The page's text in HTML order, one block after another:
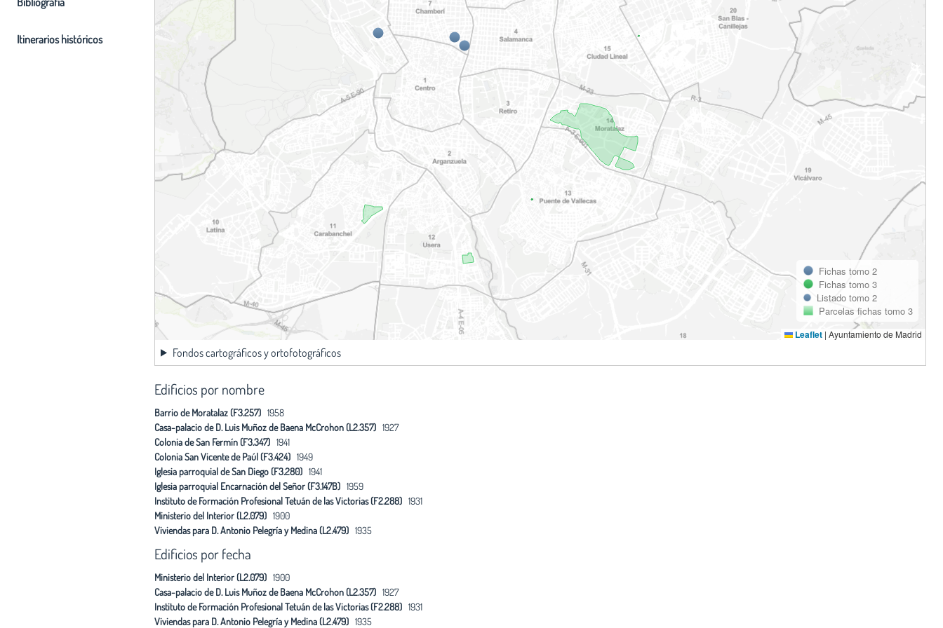
Itinerarios históricos
Fichas tomo 2
Fichas tomo 3
Listado tomo 2
Parcelas fichas tomo 3
Leaflet | Ayuntamiento de Madrid
Fondos cartográficos y ortofotográficos
Edificios por nombre
Barrio de Moratalaz (F3.257) 1958
Casa-palacio de D. Luis Muñoz de Baena McCrohon (L2.357) 1927
Colonia de San Fermín (F3.347) 1941
Colonia San Vicente de Paúl (F3.424) 1949
Iglesia parroquial de San Diego (F3.280) 1941
Iglesia parroquial Encarnación del Señor (F3.147B) 1959
Instituto de Formación Profesional Tetuán de las Victorias (F2.288) 1931
Ministerio del Interior (L2.079) 1900
Viviendas para D. Antonio Pelegría y Medina (L2.479) 1935
Edificios por fecha
Ministerio del Interior (L2.079) 1900
Casa-palacio de D. Luis Muñoz de Baena McCrohon (L2.357) 1927
Instituto de Formación Profesional Tetuán de las Victorias (F2.288) 1931
Viviendas para D. Antonio Pelegría y Medina (L2.479) 1935